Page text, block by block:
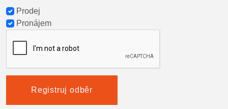
Prodej
Pronájem